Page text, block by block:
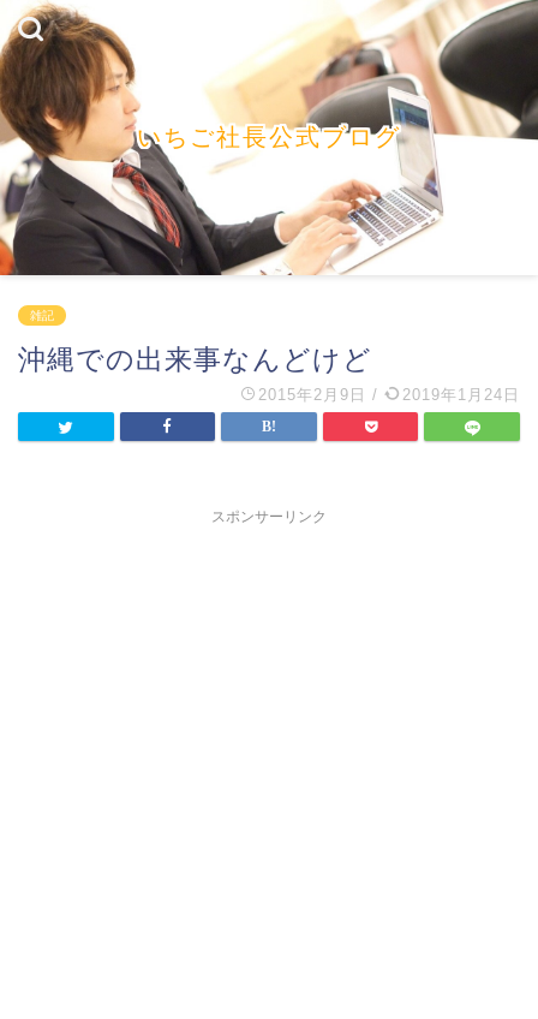
いちご社長公式ブログ
雑記
沖縄での出来事なんどけど
2015年2月9日 / 2019年1月24日
スポンサーリンク